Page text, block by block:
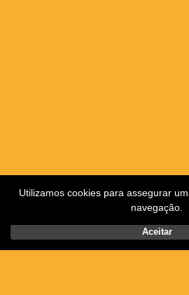
Utilizamos cookies para assegurar
navegação.
Aceitar